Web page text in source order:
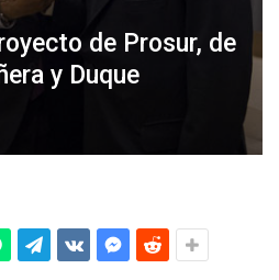
de Prosur, de
y Duque